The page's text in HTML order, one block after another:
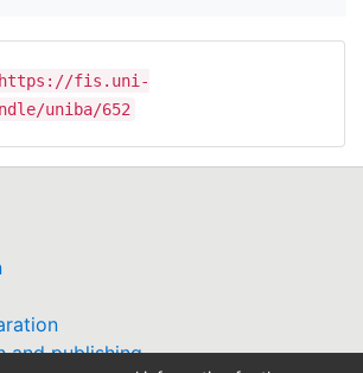
https://fis.uni-
uniba/652
and publishing